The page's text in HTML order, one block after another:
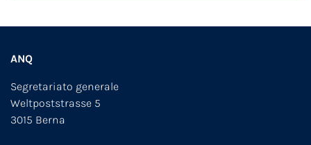
ANQ
Segretariato generale
Weltpoststrasse 5
3015 Berna